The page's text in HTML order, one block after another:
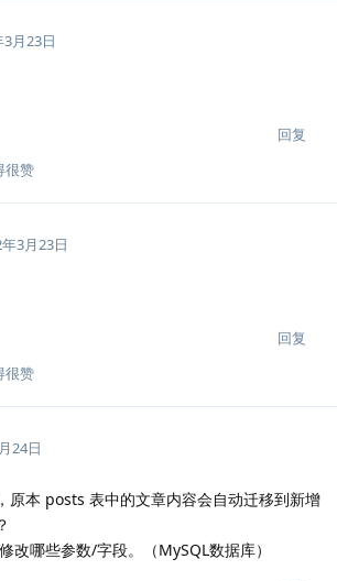
月23日
回复
很赞
3月23日
回复
很赞
24日
原本 posts 表中的文章内容会自动迁移到新增
改哪些参数/字段。（MySQL数据库）